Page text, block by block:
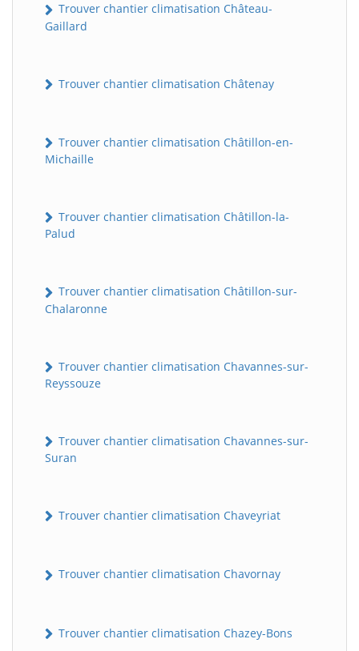
Trouver chantier climatisation Château-
Gaillard
Trouver chantier climatisation Châtenay
Trouver chantier climatisation Châtillon-en-
Michaille
Trouver chantier climatisation Châtillon-la-
Palud
Trouver chantier climatisation Châtillon-sur-
Chalaronne
Trouver chantier climatisation Chavannes-sur-
Reyssouze
Trouver chantier climatisation Chavannes-sur-
Suran
Trouver chantier climatisation Chaveyriat
Trouver chantier climatisation Chavornay
Trouver chantier climatisation Chazey-Bons